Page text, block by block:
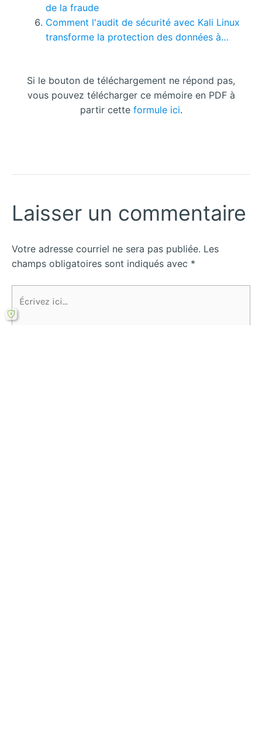
de la fraude
Comment l'audit de sécurité avec Kali Linux
transforme la protection des données à…
Si le bouton de téléchargement ne répond pas,
vous pouvez télécharger ce mémoire en PDF à
partir cette formule ici.
Laisser un commentaire
Votre adresse courriel ne sera pas publiée. Les
champs obligatoires sont indiqués avec *
ici…